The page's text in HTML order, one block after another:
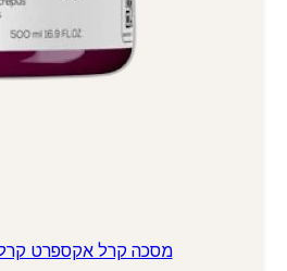
מסכה קרל אקספרט